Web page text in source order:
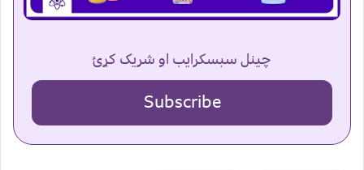
چینل سبسکرایب او شریک کړئ
Subscribe